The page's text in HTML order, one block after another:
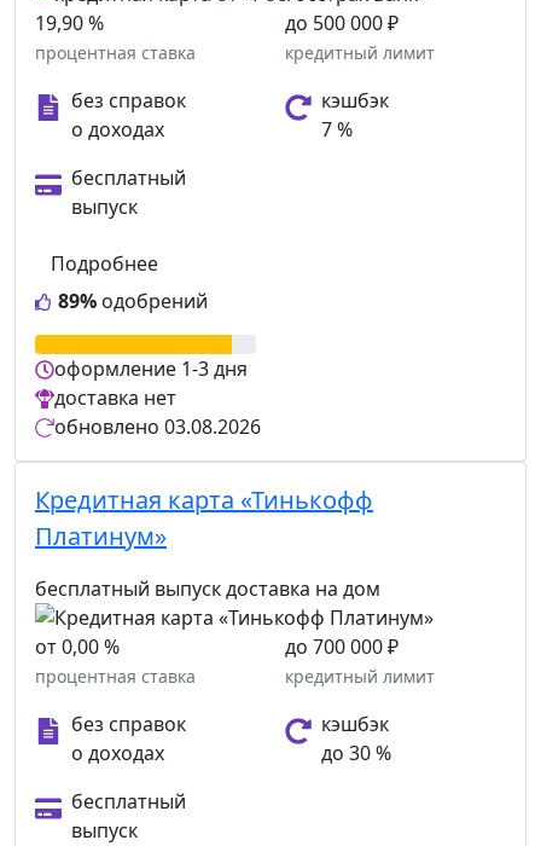
19,90 %
процентная ставка
до 500 000 ₽
кредитный лимит
без справок
о доходах
кэшбэк
7 %
бесплатный
выпуск
89% одобрений
Подробнее
оформление 1-3 дня
доставка нет
обновлено 03.08.2026
Кредитная карта «Тинькофф
Платинум»
бесплатный выпускдоставка на дом
от 0,00 %
процентная ставка
до 700 000 ₽
кредитный лимит
без справок
о доходах
кэшбэк
до 30 %
бесплатный
выпуск